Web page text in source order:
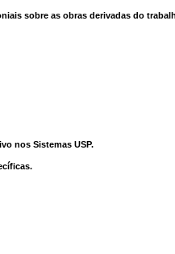
sobre as obras derivadas do
nos Sistemas USP.